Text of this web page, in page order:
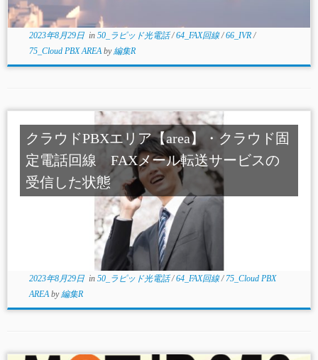
2023年8月29日in 50_ラピッド光電話/64_FAX回線/66_IVR/
75_Cloud PBX AREAby編集R
クラウドPBXエリア【area】・クラウド固
定電話回線 FAXメール転送サービスの
受信した状態
2023年8月29日in 50_ラピッド光電話/64_FAX回線/ 75_Cloud PBX
AREAby編集R